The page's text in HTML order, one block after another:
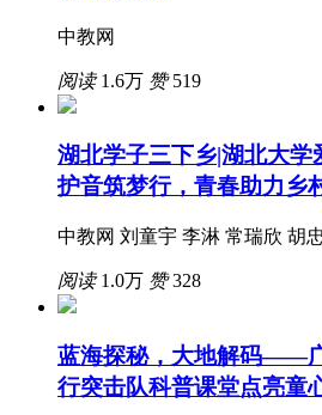
中教网
阅读1.6万 赞519
湖北学子三下乡|湖北大学
护音筑梦行，青春助力乡
中教网 刘童宇 李淋 常瑞欣 胡
阅读1.0万 赞328
蓝海探秘，大地解码——
行突击队科普课堂点亮童